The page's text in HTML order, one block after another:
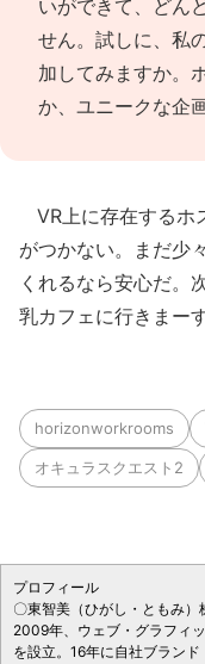
いができて、どん
せん。試しに、私
加してみますか。
か、ユニークな企
VR上に存在するホ
がつかない。まだ少
くれるなら安心だ
乳カフェに行きまー
horizonworkrooms
オキュラスクエスト2
プロフィール
〇東智美（ひがし・ともみ
2009年、ウェブ・グラフィ
を設立。16年に自社ブラン